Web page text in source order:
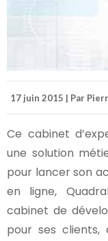
17 juin 2015 | Par
Ce cabinet
une solution
pour lancer son
en ligne,
cabinet de
pour ses clients,